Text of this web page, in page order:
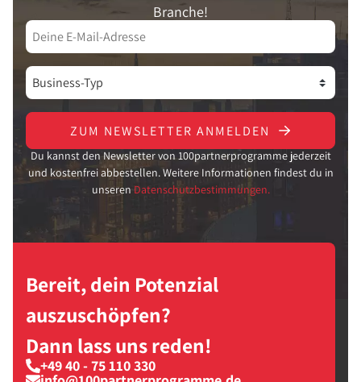
Branche!
ZUM NEWSLETTER ANMELDEN
Du kannst den Newsletter von 100partnerprogramme jederzeit
und kostenfrei abbestellen. Weitere Informationen findest du in
unseren Datenschutzbestimmungen.
Bereit, dein Potenzial
auszuschöpfen?
Dann lass uns reden!
+49 40 - 75 110 330